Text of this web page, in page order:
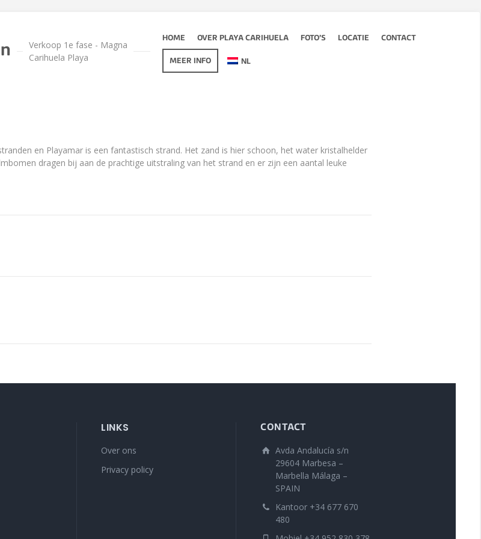
Verkoop 1e fase - Magna
Carihuela Playa
HOME OVER PLAYA CARIHUELA FOTO’S LOCATIE CONTACT
MEER INFO NL
en Playamar is een fantastisch strand. Het zand is hier schoon, het water kristalhelder
dragen bij aan de prachtige uitstraling van het strand en er zijn een aantal leuke
LINKS
Over ons
Privacy policy
CONTACT
Avda Andalucía s/n
29604 Marbesa –
Marbella Málaga –
SPAIN
Kantoor +34 677 670
480